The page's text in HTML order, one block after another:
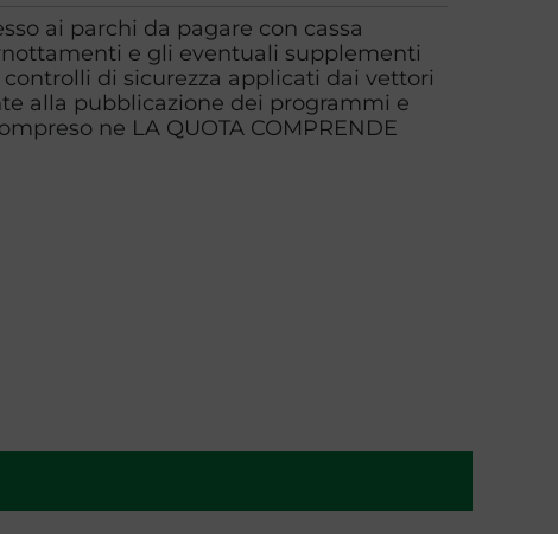
ai parchi da pagare con cassa
e gli eventuali supplementi
di sicurezza applicati dai vettori
alla pubblicazione dei programmi e
ne LA QUOTA COMPRENDE